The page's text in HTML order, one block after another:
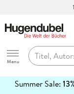
Hugendubel
Menu
Summer Sale: